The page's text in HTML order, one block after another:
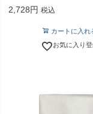
2,728 税込
カートに入れ
お気に入り